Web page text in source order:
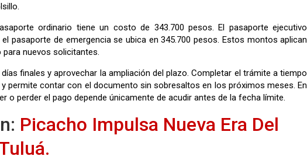
ordinario tiene un costo de 343.700 pesos. El pasaporte ejecutivo
pasaporte de emergencia se ubica en 345.700 pesos. Estos montos aplican
para nuevos solicitantes.
finales y aprovechar la ampliación del plazo. Completar el trámite a tiempo
permite contar con el documento sin sobresaltos en los próximos meses. En
o perder el pago depende únicamente de acudir antes de la fecha límite.
Picacho Impulsa Nueva Era Del